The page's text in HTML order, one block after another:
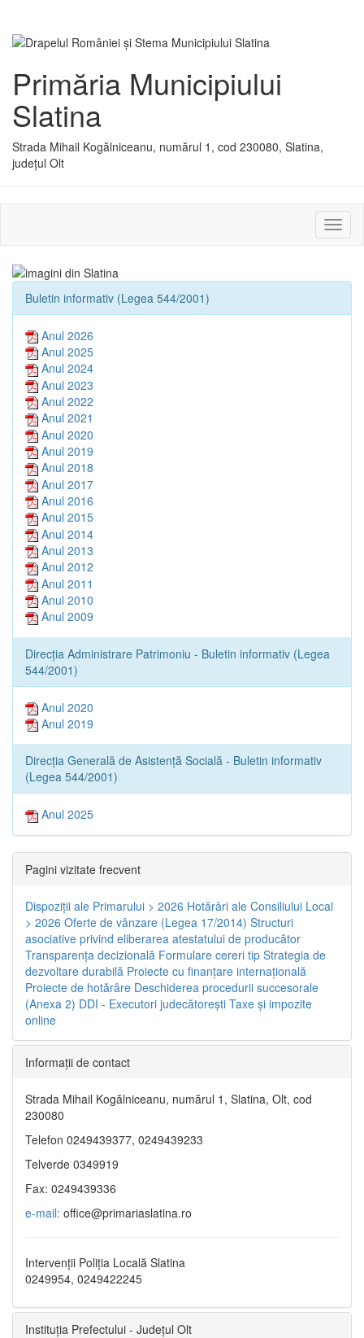
Primăria Municipiului
Slatina
Strada Mihail Kogălniceanu, numărul 1, cod 230080, Slatina,
județul Olt
sau
Buletin informativ (Legea 544/2001)
Anul 2026
Anul 2025
Anul 2024
Anul 2023
Anul 2022
Anul 2021
Anul 2020
Anul 2019
Anul 2018
Anul 2017
Anul 2016
Anul 2015
Anul 2014
Anul 2013
Anul 2012
Anul 2011
Anul 2010
Anul 2009
Direcția Administrare Patrimoniu - Buletin informativ (Legea
544/2001)
Anul 2020
Anul 2019
Direcția Generală de Asistență Socială - Buletin informativ
(Legea 544/2001)
Anul 2025
Pagini vizitate frecvent
Dispoziţii ale Primarului > 2026 Hotărâri ale Consiliului Local
> 2026 Oferte de vânzare (Legea 17/2014) Structuri
asociative privind eliberarea atestatului de producător
Transparenţa decizională Formulare cereri tip Strategia de
dezvoltare durabilă Proiecte cu finanţare internaţională
Proiecte de hotărâre Deschiderea procedurii succesorale
(Anexa 2) DDI - Executori judecătorești Taxe şi impozite
online
Informaţii de contact
Strada Mihail Kogălniceanu, numărul 1, Slatina, Olt, cod
230080
Telefon 0249439377, 0249439233
Telverde 0349919
Fax: 0249439336
e-mail: office@primariaslatina.ro
Intervenții Poliția Locală Slatina
0249954, 0249422245
Instituția Prefectului - Județul Olt